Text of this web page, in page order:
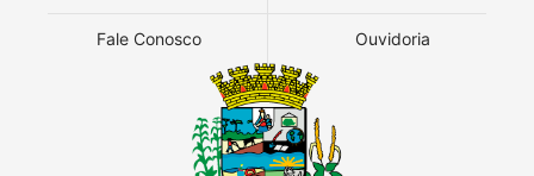
Fale Conosco Ouvidoria